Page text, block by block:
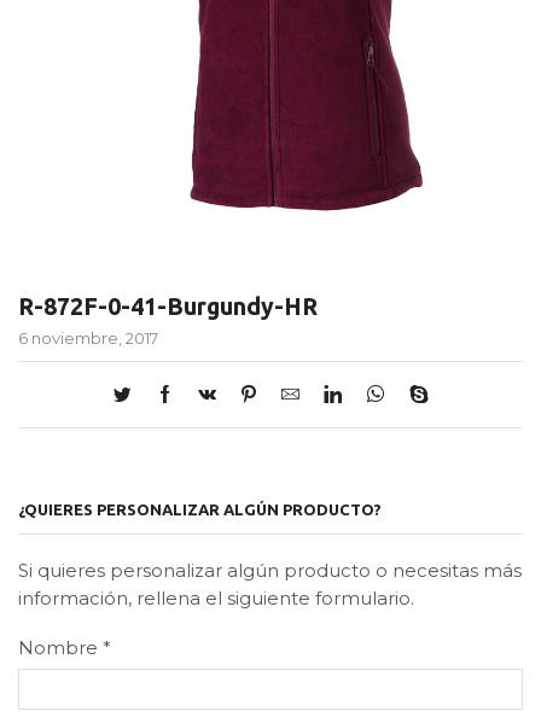
R-872F-0-41-Burgundy-HR
6 noviembre, 2017
¿QUIERES PERSONALIZAR ALGÚN PRODUCTO?
Si quieres personalizar algún producto o necesitas más
información, rellena el siguiente formulario.
Nombre *